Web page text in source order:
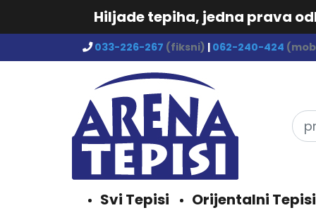
Hiljade tepiha, jedna prava
033-226-267 (fiksni) | 062-240-424
Svi Tepisi Orijentalni Tepisi